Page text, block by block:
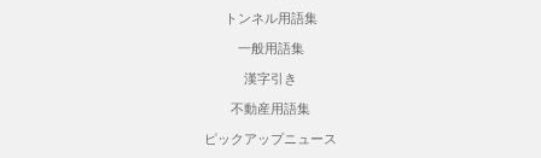
トンネル用語集
一般用語集
漢字引き
不動産用語集
ピックアップニュース